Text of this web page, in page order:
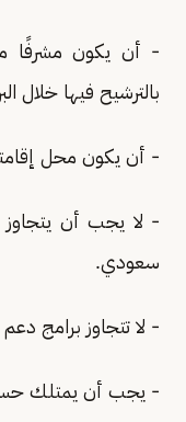
- أن يكون مشرفًا
بالترشيح فيها خلال
- أن يكون محل
- لا يجب أن يتجاوز
سعودي.
- لا تتجاوز برامج
- يجب أن يمتلك